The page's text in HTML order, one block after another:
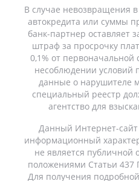
В случае невозвращения
автокредита или суммы
банк-партнер оставляет
штраф за просрочку
0,1% от
несоблюдении условий
данные о нарушителе
специальный реестр
агентство для
Данный Интернет-
информационный
не является публичной
положениями Статьи 437
Для получения